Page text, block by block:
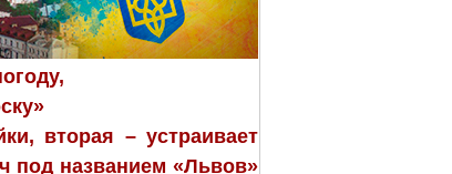
вторая – устраивает
под названием «Львов»